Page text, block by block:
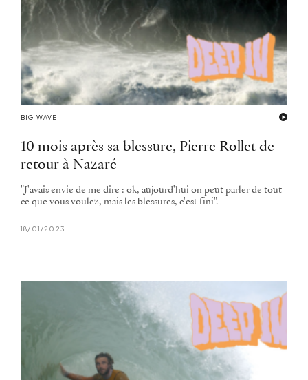
BIG WAVE
10 mois après sa blessure, Pierre Rollet de
retour à Nazaré
"J'avais envie de me dire : ok, aujourd'hui on peut parler de tout
ce que vous voulez, mais les blessures, c'est fini".
18/01/2023